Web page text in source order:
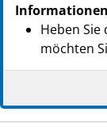
Heben Sie
möchten
Wenn Sie
an Ihren
Dieses